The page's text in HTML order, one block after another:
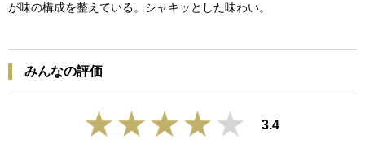
が味の構成を整えている。シャキッとした味わい。
みんなの評価
3.4